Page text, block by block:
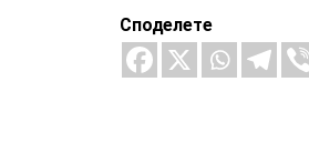
Споделете